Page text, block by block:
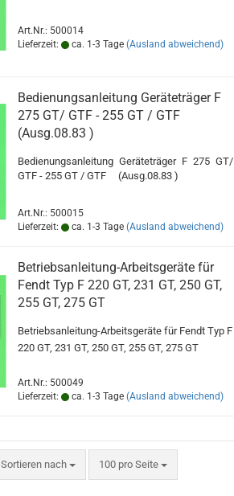
Art.Nr.: 500014
Lieferzeit:
ca. 1-3 Tage (Ausland abweichend)
Bedienungsanleitung Geräteträger F
275 GT/ GTF - 255 GT / GTF
(Ausg.08.83 )
Bedienungsanleitung Geräteträger F 275 GT/
GTF - 255 GT / GTF (Ausg.08.83 )
Art.Nr.: 500015
Lieferzeit:
ca. 1-3 Tage (Ausland abweichend)
Betriebsanleitung-Arbeitsgeräte für
Fendt Typ F 220 GT, 231 GT, 250 GT,
255 GT, 275 GT
Betriebsanleitung-Arbeitsgeräte für Fendt Typ F
220 GT, 231 GT, 250 GT, 255 GT, 275 GT
Art.Nr.: 500049
Lieferzeit:
ca. 1-3 Tage (Ausland abweichend)
Sortieren nach
Sortieren nach 100 pro Seite
pro Seite